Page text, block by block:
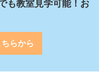
も教室見学可能！お
らから